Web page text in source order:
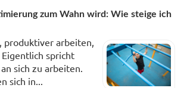
zum Wahn wird: Wie steige ich
produktiver arbeiten,
spricht
sich zu arbeiten.
sich in...